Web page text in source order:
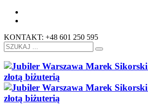
KONTAKT: +48 601 250 595